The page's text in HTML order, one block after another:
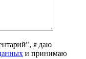
я даю
и принимаю